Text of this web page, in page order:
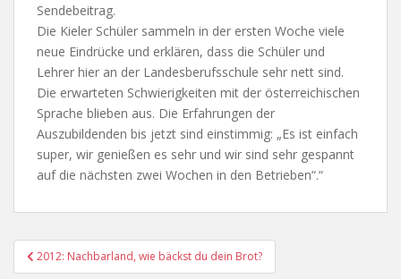
Sendebeitrag.
Die Kieler Schüler sammeln in der ersten Woche viele
neue Eindrücke und erklären, dass die Schüler und
Lehrer hier an der Landesberufsschule sehr nett sind.
Die erwarteten Schwierigkeiten mit der österreichischen
Sprache blieben aus. Die Erfahrungen der
Auszubildenden bis jetzt sind einstimmig: „Es ist einfach
super, wir genießen es sehr und wir sind sehr gespannt
auf die nächsten zwei Wochen in den Betrieben“.“
Beitragsnavigation
2012: Nachbarland, wie bäckst du dein Brot?